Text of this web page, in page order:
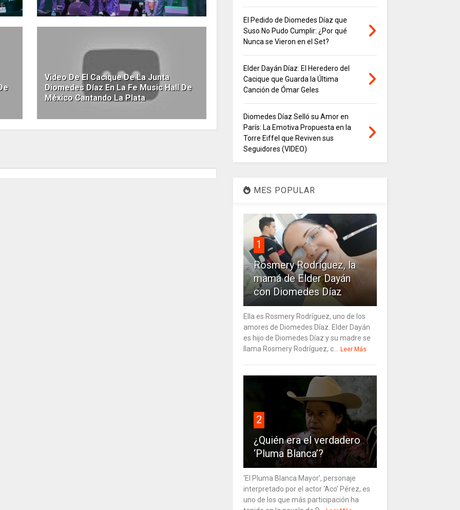
Video De El Cacique De La Junta
Diomedes Díaz En La Fe Music Hall De
México Cantando La Plata
El Pedido de Diomedes Díaz que
Suso No Pudo Cumplir: ¿Por qué
Nunca se Vieron en el Set?
Elder Dayán Díaz: El Heredero del
Cacique que Guarda la Última
Canción de Ómar Geles
Diomedes Díaz Selló su Amor en
París: La Emotiva Propuesta en la
Torre Eiffel que Reviven sus
Seguidores (VIDEO)
MES POPULAR
1
Rosmery Rodríguez, la
mamá de Elder Dayán
con Diomedes Díaz
Ella es Rosmery Rodríguez, uno de los
amores de Diomedes Díaz. Elder Dayán
es hijo de Diomedes Díaz y su madre se
llama Rosmery Rodríguez, c... Leer Más
2
¿Quién era el verdadero
‘Pluma Blanca’?
‘El Pluma Blanca Mayor’, personaje
interpretado por el actor ‘Aco’ Pérez, es
uno de los que más participación ha